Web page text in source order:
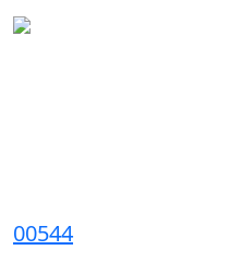
00544